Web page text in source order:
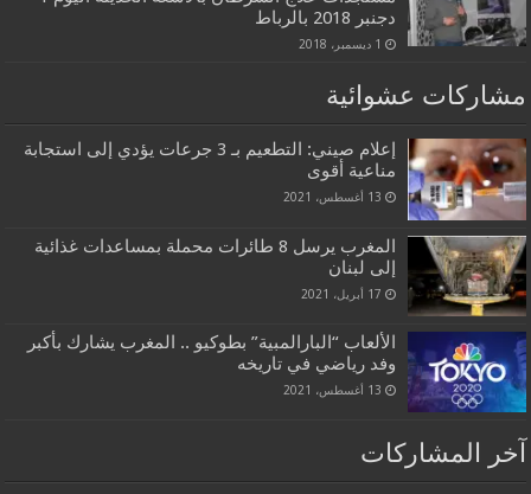
دجنبر 2018 بالرباط
1 ديسمبر، 2018
مشاركات عشوائية
إعلام صيني: التطعيم بـ 3 جرعات يؤدي إلى استجابة
مناعية أقوى
13 أغسطس، 2021
المغرب يرسل 8 طائرات محملة بمساعدات غذائية
إلى لبنان
17 أبريل، 2021
الألعاب “البارالمبية” بطوكيو .. المغرب يشارك بأكبر
وفد رياضي في تاريخه
13 أغسطس، 2021
آخر المشاركات